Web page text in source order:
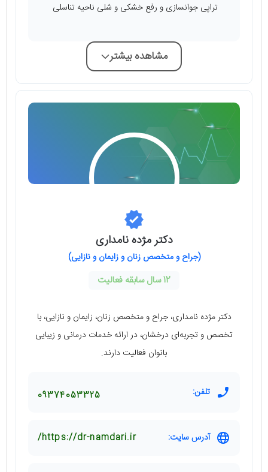
تراپی جوانسازی و رفع خشکی و شلی ناحیه تناسلی
مشاهده بیشتر
دکتر مژده نامداری
(جراح و متخصص زنان و زایمان و نازایی)
12 سال سابقه فعالیت
دکتر مژده نامداری، جراح و متخصص زنان، زایمان و نازایی، با
تخصص و تجربه‌ای درخشان، در ارائه خدمات درمانی و زیبایی
بانوان فعالیت دارند.
تلفن: 09374053325
آدرس سایت: https://dr-namdari.ir/